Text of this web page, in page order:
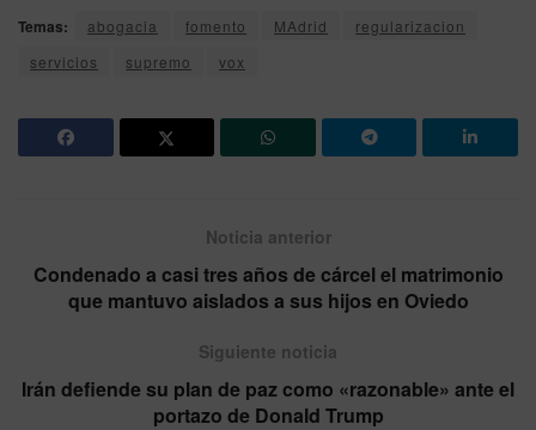
Temas: abogacia fomento MAdrid
regularizacion
servicios
supremo vox
Noticia anterior
Condenado a casi tres años de cárcel el matrimonio
que mantuvo aislados a sus hijos en Oviedo
Siguiente noticia
Irán defiende su plan de paz como «razonable» ante el
portazo de Donald Trump